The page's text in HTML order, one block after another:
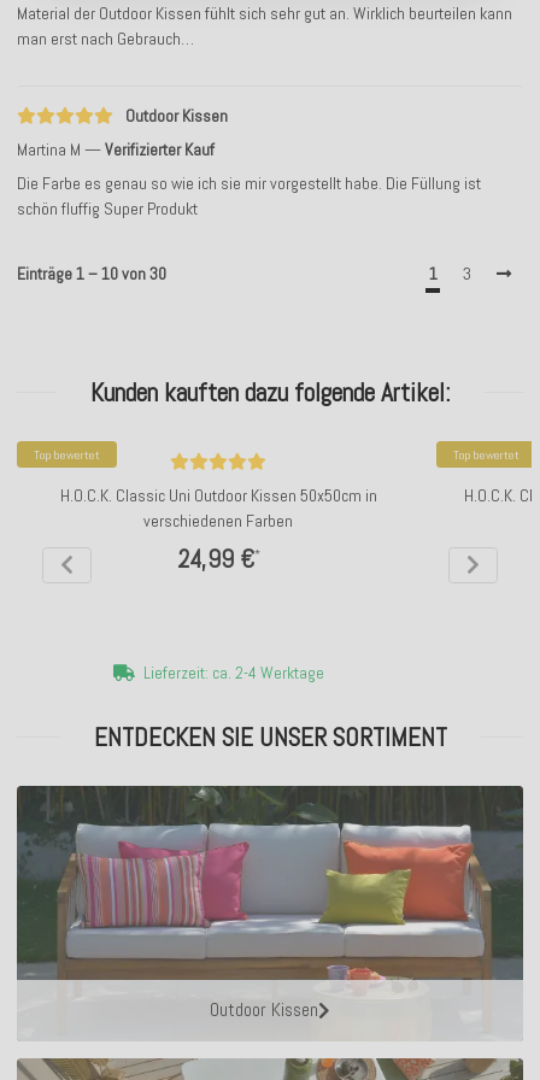
Material der Outdoor Kissen fühlt sich sehr gut an. Wirklich beurteilen kann
man erst nach Gebrauch…
Outdoor Kissen
Martina M
Verifizierter Kauf
Die Farbe es genau so wie ich sie mir vorgestellt habe. Die Füllung ist
schön fluffig Super Produkt
Einträge 1 – 10 von 30 1 3
Kunden kauften dazu folgende Artikel:
Top bewertet
H.O.C.K. Classic Uni Outdoor Kissen 50x50cm in
verschiedenen Farben
24,99 €*
Lieferzeit: ca. 2-4 Werktage
Top bewertet
H.O.C.K.
ENTDECKEN SIE UNSER SORTIMENT
Outdoor Kissen